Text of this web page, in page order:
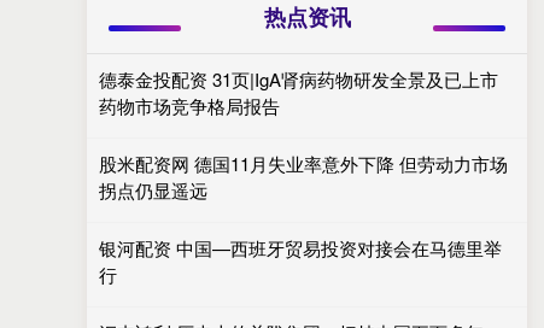
热点资讯
德泰金投配资 31页|IgA肾病药物研发全景及已上市
药物市场竞争格局报告
股米配资网 德国11月失业率意外下降 但劳动力市场
拐点仍显遥远
银河配资 中国—西班牙贸易投资对接会在马德里举
行